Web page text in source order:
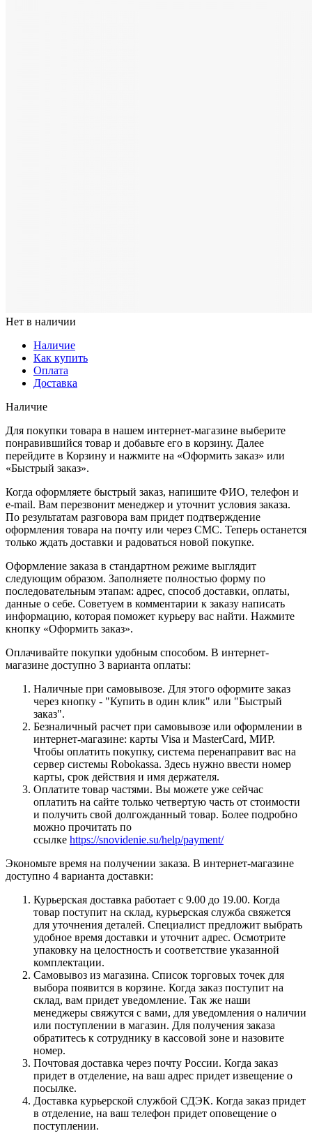
Нет в наличии
Наличие
Как купить
Оплата
Доставка
Наличие
Для покупки товара в нашем интернет-магазине выберите
понравившийся товар и добавьте его в корзину. Далее
перейдите в Корзину и нажмите на «Оформить заказ» или
«Быстрый заказ».
Когда оформляете быстрый заказ, напишите ФИО, телефон и
e-mail. Вам перезвонит менеджер и уточнит условия заказа.
По результатам разговора вам придет подтверждение
оформления товара на почту или через СМС. Теперь останется
только ждать доставки и радоваться новой покупке.
Оформление заказа в стандартном режиме выглядит
следующим образом. Заполняете полностью форму по
последовательным этапам: адрес, способ доставки, оплаты,
данные о себе. Советуем в комментарии к заказу написать
информацию, которая поможет курьеру вас найти. Нажмите
кнопку «Оформить заказ».
Оплачивайте покупки удобным способом. В интернет-
магазине доступно 3 варианта оплаты:
Наличные при самовывозе. Для этого оформите заказ
через кнопку - "Купить в один клик" или "Быстрый
заказ".
Безналичный расчет при самовывозе или оформлении в
интернет-магазине: карты Visa и MasterCard, МИР.
Чтобы оплатить покупку, система перенаправит вас на
сервер системы Robokassa. Здесь нужно ввести номер
карты, срок действия и имя держателя.
Оплатите товар частями. Вы можете уже сейчас
оплатить на сайте только четвертую часть от стоимости
и получить свой долгожданный товар. Более подробно
можно прочитать по
ссылке https://snovidenie.su/help/payment/
Экономьте время на получении заказа. В интернет-магазине
доступно 4 варианта доставки:
Курьерская доставка работает с 9.00 до 19.00. Когда
товар поступит на склад, курьерская служба свяжется
для уточнения деталей. Специалист предложит выбрать
удобное время доставки и уточнит адрес. Осмотрите
упаковку на целостность и соответствие указанной
комплектации.
Самовывоз из магазина. Список торговых точек для
выбора появится в корзине. Когда заказ поступит на
склад, вам придет уведомление. Так же наши
менеджеры свяжутся с вами, для уведомления о наличии
или поступлении в магазин. Для получения заказа
обратитесь к сотруднику в кассовой зоне и назовите
номер.
Почтовая доставка через почту России. Когда заказ
придет в отделение, на ваш адрес придет извещение о
посылке.
Доставка курьерской службой СДЭК. Когда заказ придет
в отделение, на ваш телефон придет оповещение о
поступлении.